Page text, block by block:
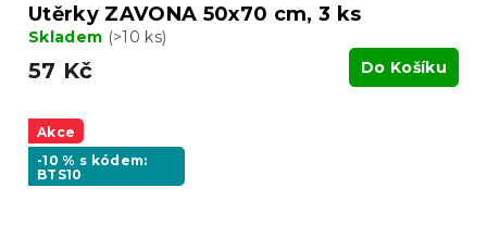
Utěrky ZAVONA 50x70 cm, 3 ks
Skladem (>10 ks)
57 Kč Do Košíku
Akce
-10 % s kódem:
BTS10